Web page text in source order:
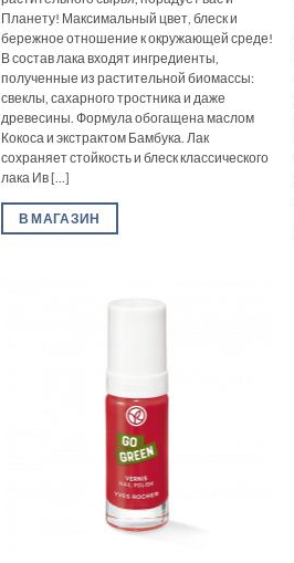
Планету! Максимальный цвет, блеск и
бережное отношение к окружающей среде!
В состав лака входят ингредиенты,
полученные из растительной биомассы:
свеклы, сахарного тростника и даже
древесины. Формула обогащена маслом
Кокоса и экстрактом Бамбука. Лак
сохраняет стойкость и блеск классического
лака Ив [...]
В МАГАЗИН